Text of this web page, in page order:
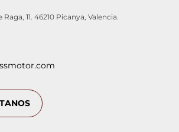
11. 46210 Picanya, Valencia.